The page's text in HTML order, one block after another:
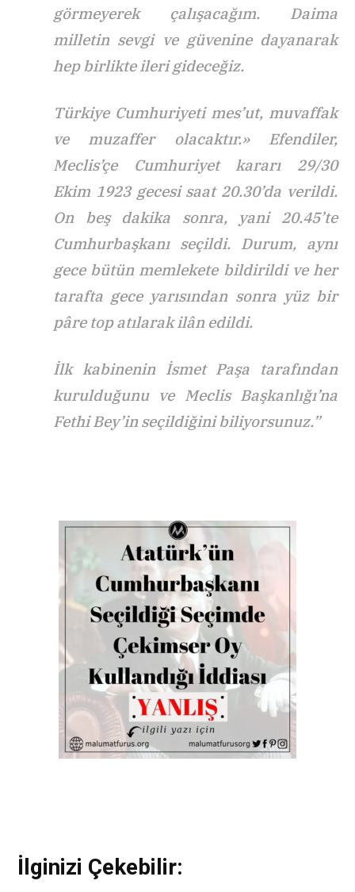
görmeyerek çalışacağım. Daima
milletin sevgi ve güvenine dayanarak
hep birlikte ileri gideceğiz.
Türkiye Cumhuriyeti mes’ut, muvaffak
ve muzaffer olacaktır.» Efendiler,
Meclis’çe Cumhuriyet kararı 29/30
Ekim 1923 gecesi saat 20.30’da verildi.
On beş dakika sonra, yani 20.45’te
Cumhurbaşkanı seçildi. Durum, aynı
gece bütün memlekete bildirildi ve her
tarafta gece yarısından sonra yüz bir
pâre top atılarak ilân edildi.
İlk kabinenin İsmet Paşa tarafından
kurulduğunu ve Meclis Başkanlığı’na
Fethi Bey’in seçildiğini biliyorsunuz.”
İlginizi Çekebilir: